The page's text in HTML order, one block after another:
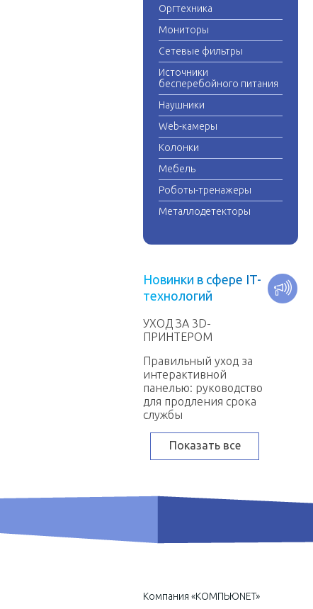
Оргтехника
Мониторы
Сетевые фильтры
Источники
бесперебойного питания
Наушники
Web-камеры
Колонки
Мебель
Роботы-тренажеры
Металлодетекторы
Новинки в сфере IT-
технологий
УХОД ЗА 3D-
ПРИНТЕРОМ
Правильный уход за
интерактивной
панелью: руководство
для продления срока
службы
Показать все
Компания «КОМПЬЮNET»